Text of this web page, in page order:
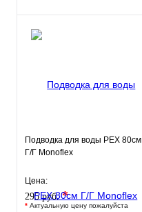
Подводка для воды РЕХ 80см
Г/Г Monoflex
Цена:
295 руб.*
* Актуальную цену пожалуйста